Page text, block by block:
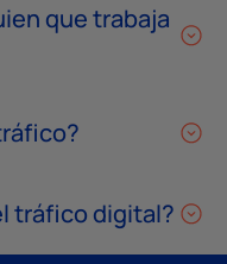
que trabaja
tráfico digital?